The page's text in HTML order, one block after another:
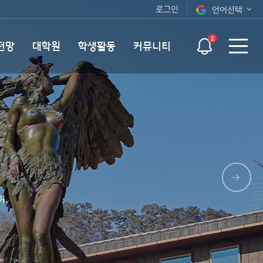
오늘 하루 보지 않기
로그인 언어선택
ENG
망 대학원 학생활동 커뮤니티
2
,